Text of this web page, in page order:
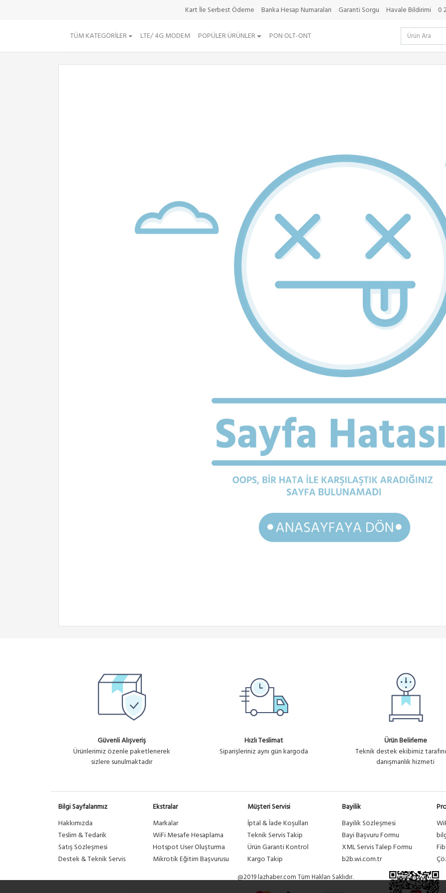
Kart İle Serbest Ödeme Banka Hesap Numaraları Garanti Sorgu Havale Bildirimi 0
TÜM KATEGORILER LTE/ 4G MODEM POPÜLER ÜRÜNLER PON OLT-ONT
Güvenli Alışveriş
Ürünlerimiz özenle paketlenerek
sizlere sunulmaktadır
Hızlı Teslimat
Siparişleriniz aynı gün kargoda
Ürün Belirleme
Teknik destek ekibimiz
danışmanlık hizmeti
Bilgi Sayfalarımız
Hakkımızda
Teslim & Tedarik
Satış Sözleşmesi
Destek & Teknik Servis
Ekstralar
Markalar
WiFi Mesafe Hesaplama
Hotspot User Oluşturma
Mikrotik Eğitim Başvurusu
Müşteri Servisi
İptal & İade Koşulları
Teknik Servis Takip
Ürün Garanti Kontrol
Kargo Takip
Bayilik
Bayilik Sözleşmesi
Bayi Başvuru Formu
XML Servis Talep Formu
b2b.wi.com.tr
@2019 lazhaber.com Tüm Hakları Saklıdır.